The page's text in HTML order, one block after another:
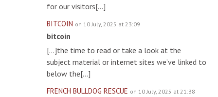
for our visitors[…]
BITCOIN on 10 July, 2025 at 23:09
bitcoin
[…]the time to read or take a look at the
subject material or internet sites we’ve linked to
below the[…]
FRENCH BULLDOG RESCUE on 10 July, 2025 at 21:38